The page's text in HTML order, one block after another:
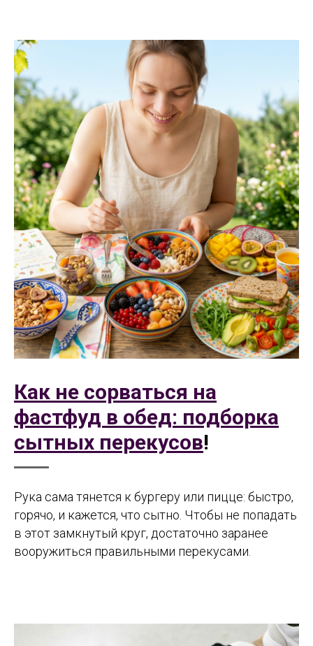
Как не сорваться на
фастфуд в обед: подборка
сытных перекусов!
Рука сама тянется к бургеру или пицце: быстро,
горячо, и кажется, что сытно. Чтобы не попадать
в этот замкнутый круг, достаточно заранее
вооружиться правильными перекусами.